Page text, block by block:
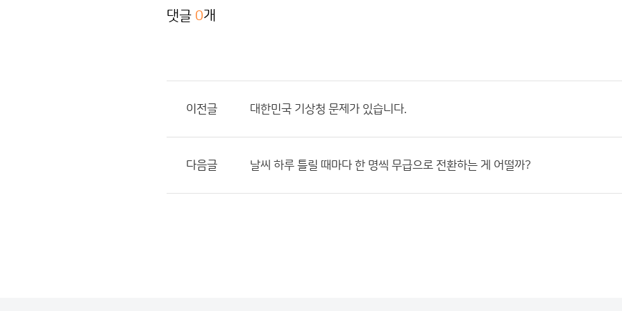
댓글 0개
이전글 대한민국 기상청 문제가 있습니다.
다음글 날씨 하루 틀릴 때마다 한 명씩 무급으로 전환하는 게 어떨까?